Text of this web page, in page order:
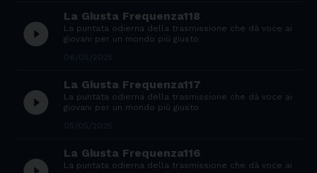
play_circle_filled
La Giusta Frequenza118
La puntata odierna della trasmissione che dà voce ai
giovani per un mondo più giusto
play_circle_filled
La Giusta Frequenza117
La puntata odierna della trasmissione che dà voce ai
giovani per un mondo più giusto
La Giusta Frequenza116
La puntata odierna della trasmissione che dà voce ai